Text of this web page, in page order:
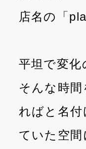
店名の「
平坦で変
そんな時
ればと名
ていた空